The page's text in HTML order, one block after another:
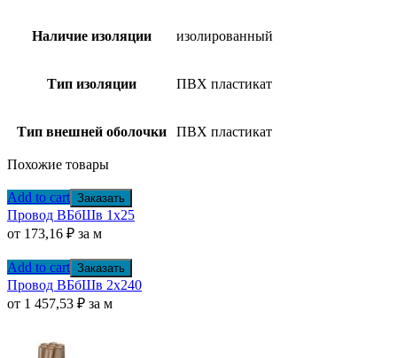
Наличие изоляции изолированный
Тип изоляции ПВХ пластикат
Тип внешней оболочки ПВХ пластикат
Похожие товары
Add to cart Заказать
Провод ВБбШв 1х25
от 173,16 ₽ за м
Add to cart Заказать
Провод ВБбШв 2х240
от 1 457,53 ₽ за м